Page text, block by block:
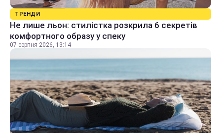
ТРЕНДИ
Не лише льон: стилістка розкрила 6 секретів
комфортного образу у спеку
07 серпня 2026, 13:14